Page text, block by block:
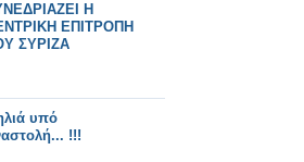
Η
ΕΠΙΤΡΟΠΗ
ΣΥΡΙΖΑ
υπό
!!!